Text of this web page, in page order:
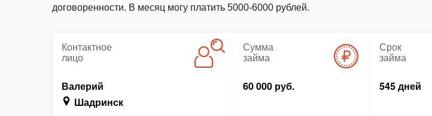
договоренности. В месяц могу платить 5000-6000 рублей.
Контактное
лицо
Валерий
Шадринск
Сумма
займа
60 000 руб.
Срок
займа
545 дней